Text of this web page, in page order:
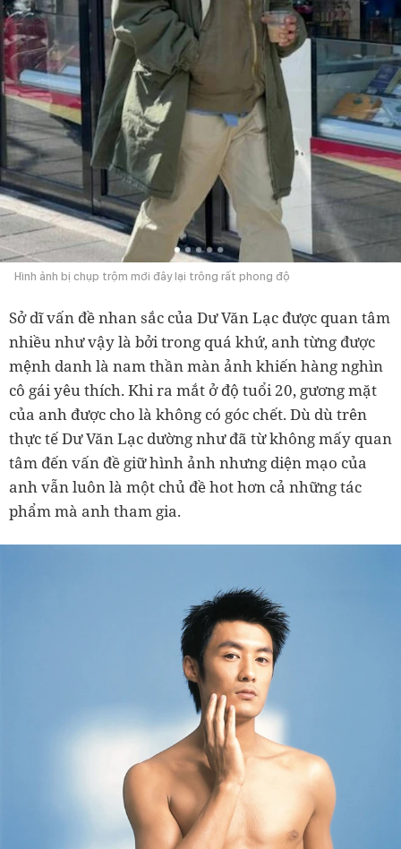
Hình ảnh bị chụp trộm mới đây lại trông rất phong độ
Sở dĩ vấn đề nhan sắc của Dư Văn Lạc được quan tâm
nhiều như vậy là bởi trong quá khứ, anh từng được
mệnh danh là nam thần màn ảnh khiến hàng nghìn
cô gái yêu thích. Khi ra mắt ở độ tuổi 20, gương mặt
của anh được cho là không có góc chết. Dù dù trên
thực tế Dư Văn Lạc dường như đã từ không mấy quan
tâm đến vấn đề giữ hình ảnh nhưng diện mạo của
anh vẫn luôn là một chủ đề hot hơn cả những tác
phẩm mà anh tham gia.